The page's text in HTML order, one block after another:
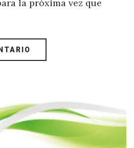
la próxima vez que